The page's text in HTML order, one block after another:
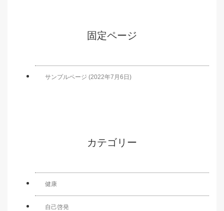
固定ページ
サンプルページ (2022年7月6日)
カテゴリー
健康
自己啓発